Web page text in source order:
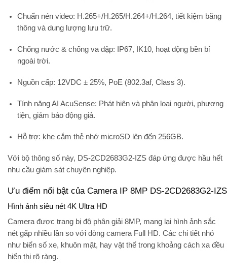
Chuẩn nén video: H.265+/H.265/H.264+/H.264, tiết kiệm băng
thông và dung lượng lưu trữ.
Chống nước & chống va đập: IP67, IK10, hoạt động bền bỉ
ngoài trời.
Nguồn cấp: 12VDC ± 25%, PoE (802.3af, Class 3).
Tính năng AI AcuSense: Phát hiện và phân loại người, phương
tiện, giảm báo động giả.
Hỗ trợ: khe cắm thẻ nhớ microSD lên đến 256GB.
Với bộ thông số này, DS-2CD2683G2-IZS đáp ứng được hầu hết
nhu cầu giám sát chuyên nghiệp.
Ưu điểm nổi bật của Camera IP 8MP DS-2CD2683G2-IZS
Hình ảnh siêu nét 4K Ultra HD
Camera được trang bị độ phân giải 8MP, mang lại hình ảnh sắc
nét gấp nhiều lần so với dòng camera Full HD. Các chi tiết nhỏ
như biển số xe, khuôn mặt, hay vật thể trong khoảng cách xa đều
hiển thị rõ ràng.